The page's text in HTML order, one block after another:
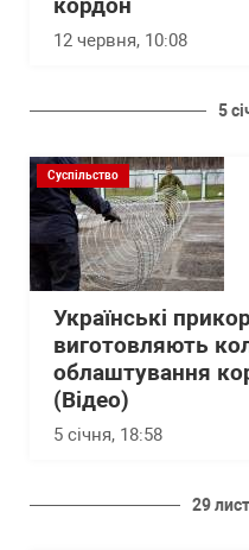
кордон
12 червня, 10:08
5
Суспільство
Українські
виготовляють
облаштування
(Відео)
5 січня, 18:58
29